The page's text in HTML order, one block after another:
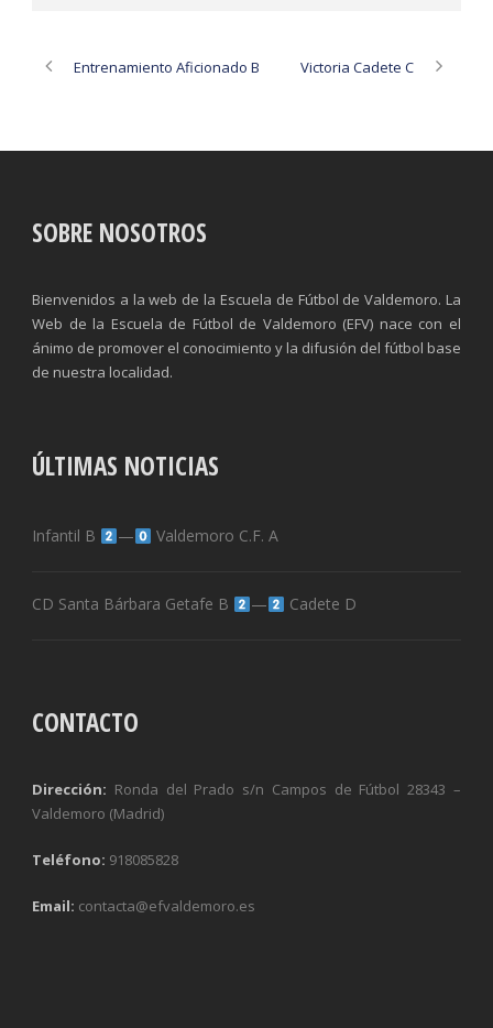
Entrenamiento Aficionado B Victoria Cadete C
SOBRE NOSOTROS
Bienvenidos a la web de la Escuela de Fútbol de Valdemoro. La
Web de la Escuela de Fútbol de Valdemoro (EFV) nace con el
ánimo de promover el conocimiento y la difusión del fútbol base
de nuestra localidad.
ÚLTIMAS NOTICIAS
Infantil B — Valdemoro C.F. A
CD Santa Bárbara Getafe B — Cadete D
CONTACTO
Dirección: Ronda del Prado s/n Campos de Fútbol 28343 –
Valdemoro (Madrid)
Teléfono: 918085828
Email: contacta@efvaldemoro.es